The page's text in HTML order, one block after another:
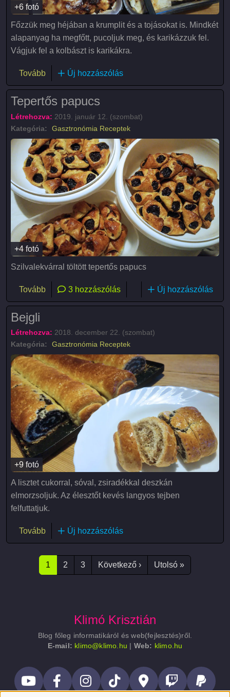
+6 fotó
Főzzük meg héjában a krumplit és a tojásokat is. Mindkét
alapanyag ha megfőtt, pucoljuk meg, és karikázzuk fel.
Vágjuk fel a kolbászt is karikákra.
Tovább(Rakott burgonya)
Új hozzászólás
Tepertős papucs
Létrehozva: 2019. január 12. (szombat)
Kategória:
Gasztronómia Receptek
+4 fotó
Szilvalekvárral töltött tepertős papucs
Tovább(Tepertős papucs)
3 hozzászólás Új hozzászólás
Bejgli
Létrehozva: 2018. december 22. (szombat)
Kategória:
Gasztronómia Receptek
+9 fotó
A lisztet cukorral, sóval, zsiradékkal deszkán
elmorzsoljuk. Az élesztőt kevés langyos tejben
felfuttatjuk.
Tovább(Bejgli)Új hozzászólás
1
2 3 Következő ›Következő oldal
Utolsó »Utolsó oldal
Klimó Krisztián
Blog főleg informatikáról és web(fejlesztés)ről.
E-mail: klimo@klimo.hu | Web: klimo.hu
Lábléc